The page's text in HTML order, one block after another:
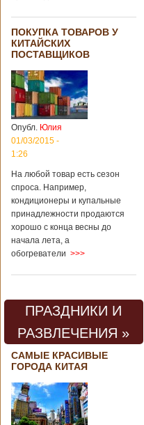
ПОКУПКА ТОВАРОВ У
КИТАЙСКИХ
ПОСТАВЩИКОВ
Опубл. Юлия
01/03/2015 -
1:26
На любой товар есть сезон
спроса. Например,
кондиционеры и купальные
принадлежности продаются
хорошо с конца весны до
начала лета, а
обогреватели >>>
ПРАЗДНИКИ И
РАЗВЛЕЧЕНИЯ »
САМЫЕ КРАСИВЫЕ
ГОРОДА КИТАЯ